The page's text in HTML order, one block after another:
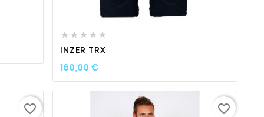
 favorite_border visibility
    
INZER TRX
160,00 €Prix
favorite_border favorite_border